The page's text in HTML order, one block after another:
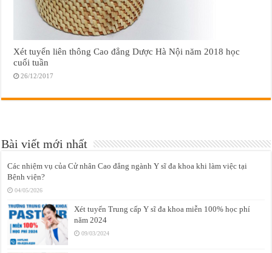
Xét tuyển liên thông Cao đẳng Dược Hà Nội năm 2018 học
cuối tuần
26/12/2017
Bài viết mới nhất
Các nhiệm vụ của Cử nhân Cao đẳng ngành Y sĩ đa khoa khi làm việc tại
Bệnh viện?
04/05/2026
Xét tuyển Trung cấp Y sĩ đa khoa miễn 100% học phí
năm 2024
09/03/2024